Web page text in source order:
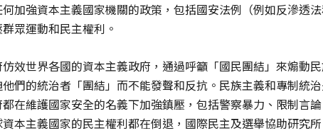
加強資本主義國家機關的政策，包括國安法例（例如反滲透
眾運動和民主權利。
效世界各國的資本主義政府，通過呼籲「國民團結」來煽動
們的統治者「團結」而不能發聲和反抗。民族主義和專制統
在維護國家安全的名義下加強鎮壓，包括警察暴力、限制言
本主義國家的民主權利都在倒退，國際民主及選舉協助研究